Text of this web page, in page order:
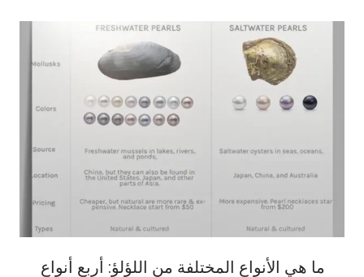
ما هي الأنواع المختلفة من اللؤلؤ: أربع أنواع